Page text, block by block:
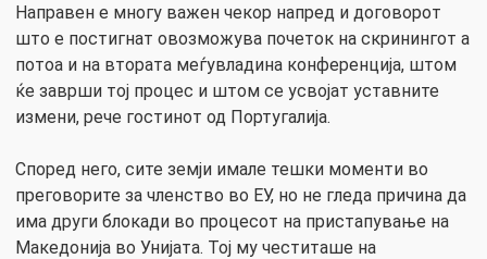
Направен е многу важен чекор напред и договорот
што е постигнат овозможува почеток на скринингот а
потоа и на втората меѓувладина конференција, штом
ќе заврши тој процес и штом се усвојат уставните
измени, рече гостинот од Португалија.
Според него, сите земји имале тешки моменти во
преговорите за членство во ЕУ, но не гледа причина да
има други блокади во процесот на пристапување на
Македонија во Унијата. Тој му честиташе на